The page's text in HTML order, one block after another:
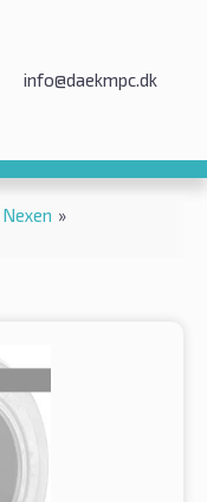
info@daekmpc.dk
Nexen »